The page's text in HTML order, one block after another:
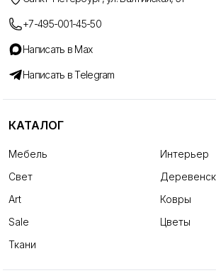
+7-495-001-45-50
Написать в Max
Написать в Telegram
КАТАЛОГ
Мебель
Интерьер
Свет
Art
Ковры
Sale
Цветы
Ткани